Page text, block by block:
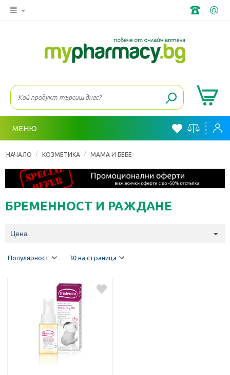
МЕНЮ
НАЧАЛО / КОЗМЕТИКА / МАМА И БЕБЕ
БРЕМЕННОСТ И РАЖДАНЕ
Цена
Популярност 30 на страница